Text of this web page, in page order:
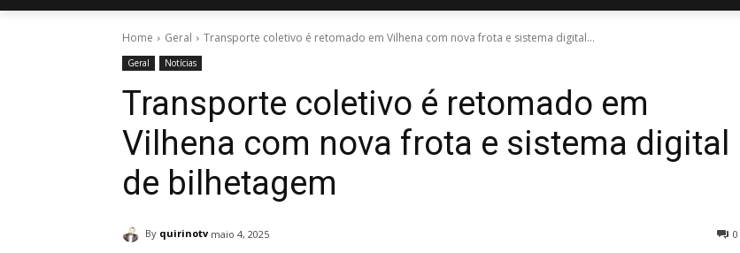
Home Geral Transporte coletivo é retomado em Vilhena com nova frota e sistema digital...
Geral Notícias
Transporte coletivo é retomado em
Vilhena com nova frota e sistema digital
de bilhetagem
By quirinotv maio 4, 2025 0